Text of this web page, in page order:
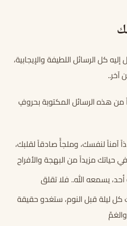
كل الرسائل اللطيفة والإيجابية،
آخر..
هذه الرسائل المكتوبة بحروفٍ
آمناً لنفسك، وملجأً صادقاً لقلبك،
حياتك مزيداً من البهجة والأفراح
يسمعه الله.. فلا تقلق
كل ليلة قبل النوم، ستغدو حقيقة